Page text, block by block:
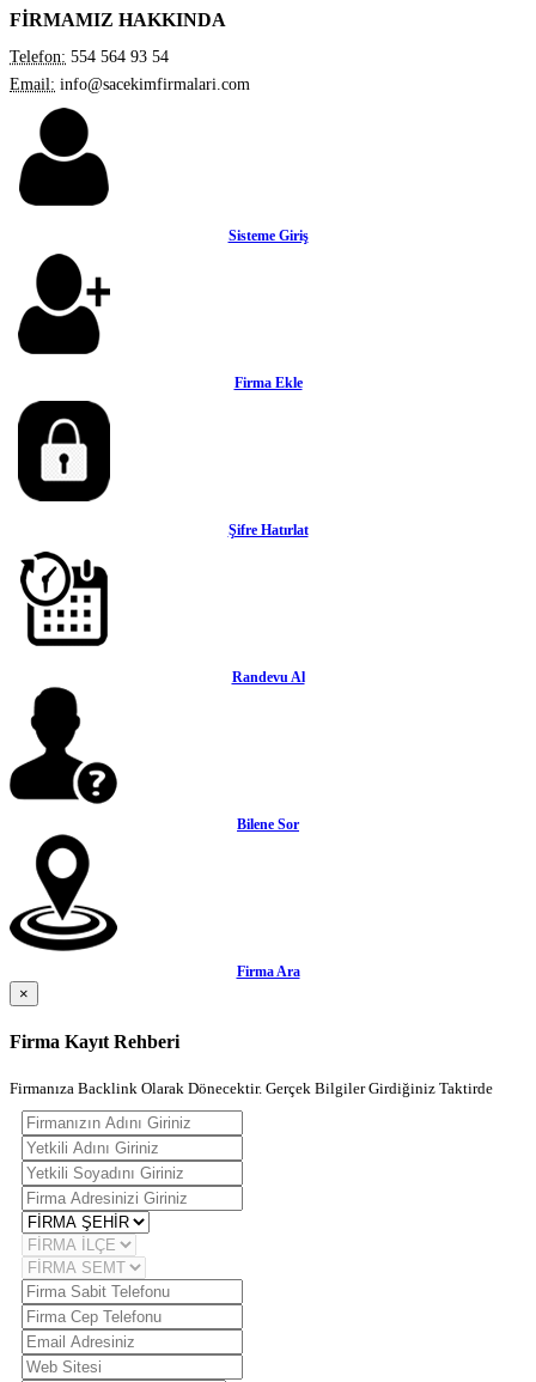
FİRMAMIZ HAKKINDA
Telefon: 554 564 93 54
Email: info@sacekimfirmalari.com
Sisteme Giriş
Firma Ekle
Şifre Hatırlat
Randevu Al
Bilene Sor
Firma Ara
×
Firma Kayıt Rehberi
Firmanıza Backlink Olarak Dönecektir. Gerçek Bilgiler Girdiğiniz Taktirde